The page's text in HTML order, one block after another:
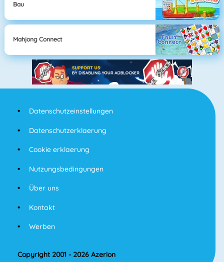
Bau
Mahjong Connect
Datenschutzeinstellungen
Datenschutzerklaerung
Cookie erklaerung
Nutzungsbedingungen
Über uns
Kontakt
Werben
Copyright 2001 - 2026 Azerion